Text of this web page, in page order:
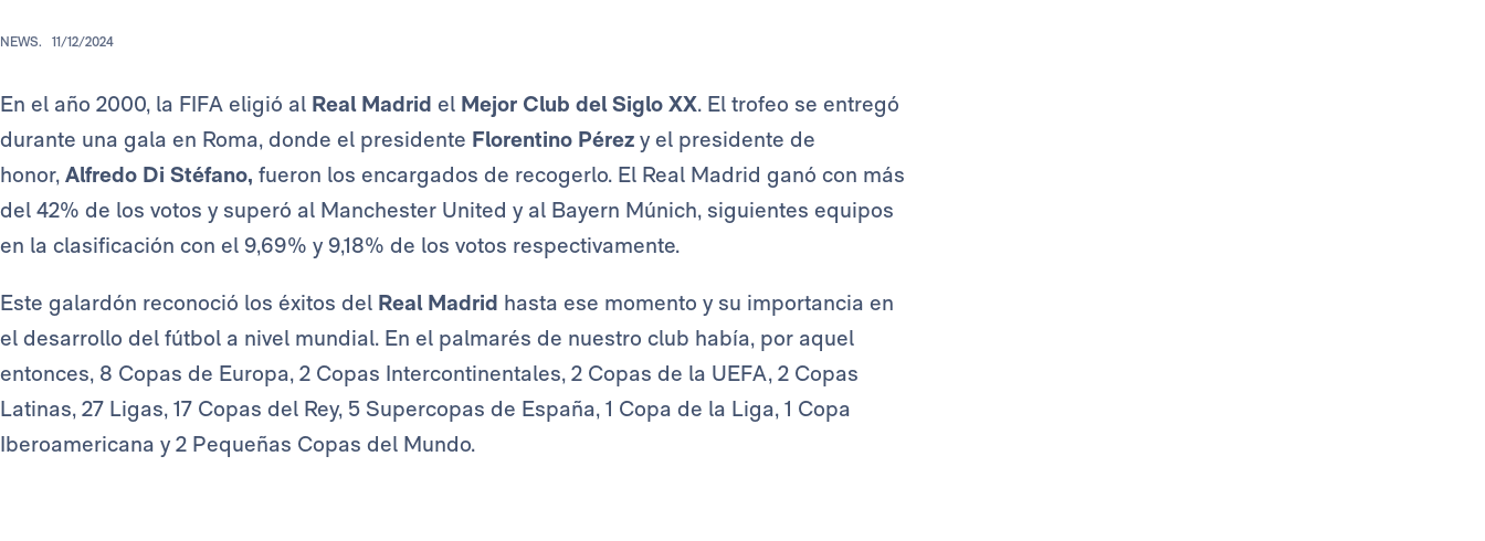
NEWS. 11/12/2024
En el año 2000, la FIFA eligió al Real Madrid el Mejor Club del Siglo XX. El trofeo se entregó
durante una gala en Roma, donde el presidente Florentino Pérez y el presidente de
honor, Alfredo Di Stéfano, fueron los encargados de recogerlo. El Real Madrid ganó con más
del 42% de los votos y superó al Manchester United y al Bayern Múnich, siguientes equipos
en la clasificación con el 9,69% y 9,18% de los votos respectivamente.
Este galardón reconoció los éxitos del Real Madrid hasta ese momento y su importancia en
el desarrollo del fútbol a nivel mundial. En el palmarés de nuestro club había, por aquel
entonces, 8 Copas de Europa, 2 Copas Intercontinentales, 2 Copas de la UEFA, 2 Copas
Latinas, 27 Ligas, 17 Copas del Rey, 5 Supercopas de España, 1 Copa de la Liga, 1 Copa
Iberoamericana y 2 Pequeñas Copas del Mundo.